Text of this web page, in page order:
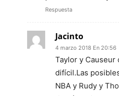
Respuesta
Jacinto
4 marzo 2018 En 20:56
Taylor y Causeur
difícil.Las
NBA y Rudy y